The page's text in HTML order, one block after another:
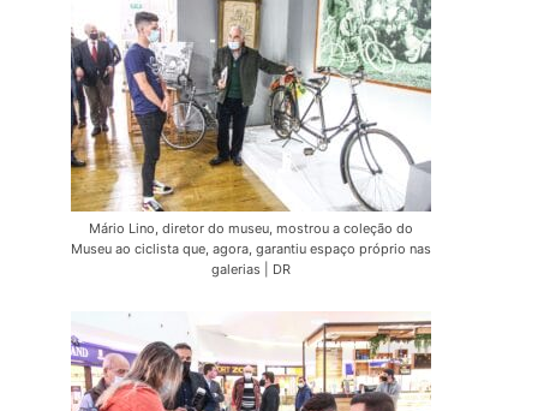
Mário Lino, diretor do museu, mostrou a coleção do
Museu ao ciclista que, agora, garantiu espaço próprio nas
galerias | DR